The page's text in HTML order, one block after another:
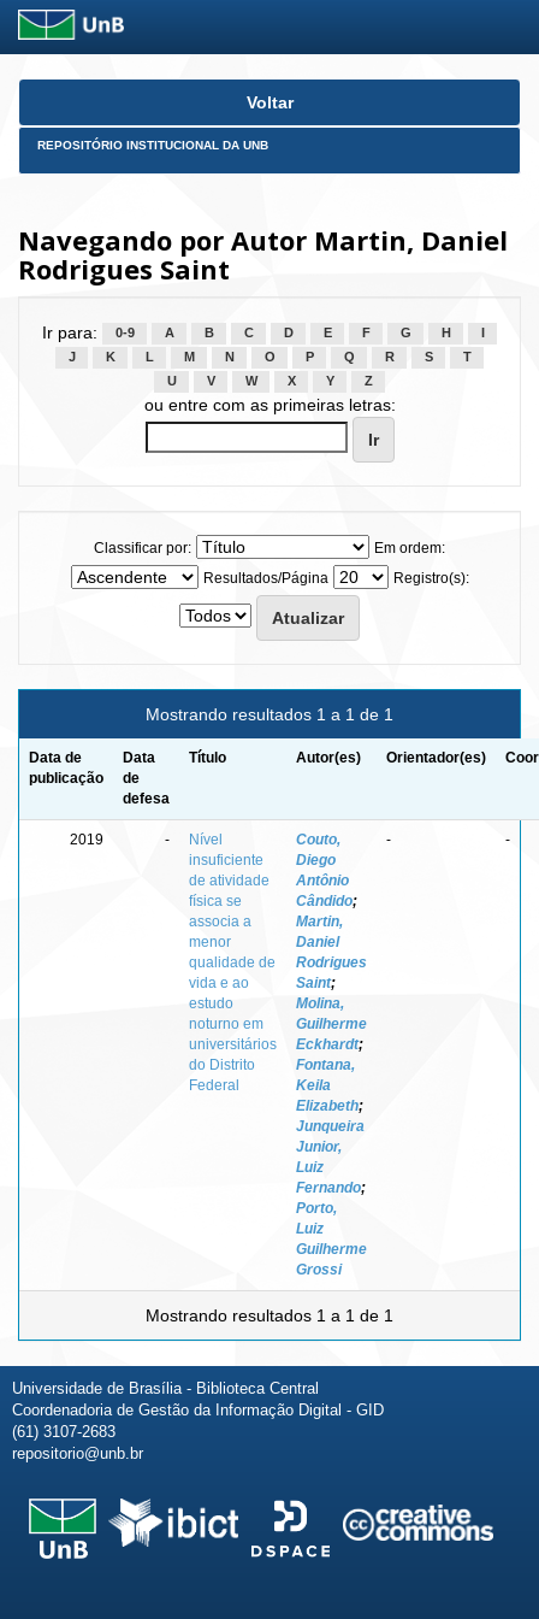
Skip
Voltar
REPOSITÓRIO INSTITUCIONAL DA UNB
Navegando por Autor Martin, Daniel
Rodrigues Saint
Ir para: 0-9 A B C D E F G H
J
K L M N O P Q R S
T
U
V W X Y Z
ou entre com as primeiras letras:
Classificar por:
Em ordem:
Resultados/Página
Registro(s):
Mostrando resultados 1 a 1 de 1
Data de
publicação
Data
de
defesa
Título Autor(es) Orientador(es)
2019 -
Nível
insuficiente
de atividade
física se
associa a
menor
qualidade de
vida e ao
estudo
noturno em
universitários
do Distrito
Federal
Couto,
Diego
Antônio
Cândido;
Martin,
Daniel
Rodrigues
Saint;
Molina,
Guilherme
Eckhardt;
Fontana,
Keila
Elizabeth;
Junqueira
Junior,
Luiz
Fernando;
Porto,
Luiz
Guilherme
Grossi
- -
Mostrando resultados 1 a 1 de 1
Universidade de Brasília - Biblioteca Central
Coordenadoria de Gestão da Informação Digital - GID
(61) 3107-2683
repositorio@unb.br